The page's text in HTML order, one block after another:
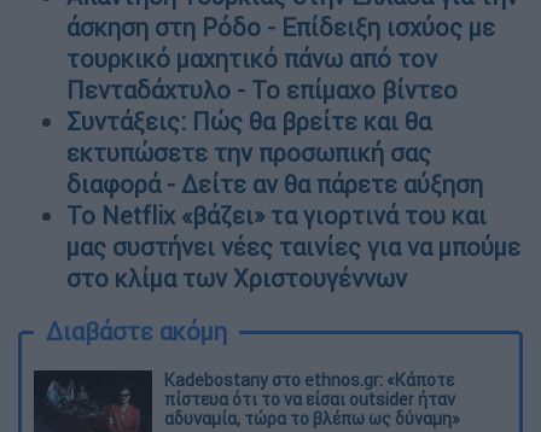
άσκηση στη Ρόδο - Επίδειξη ισχύος με
τουρκικό μαχητικό πάνω από τον
Πενταδάχτυλο - To επίμαχο βίντεο
Συντάξεις: Πώς θα βρείτε και θα
εκτυπώσετε την προσωπική σας
διαφορά - Δείτε αν θα πάρετε αύξηση
To Netflix «βάζει» τα γιορτινά του και
μας συστήνει νέες ταινίες για να μπούμε
στο κλίμα των Χριστουγέννων
Διαβάστε ακόμη
Kadebostany στο ethnos.gr: «Κάποτε
πίστευα ότι το να είσαι outsider ήταν
αδυναμία, τώρα το βλέπω ως δύναμη»